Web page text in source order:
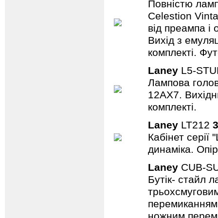
Повністю
Celestion
від преампа
Вихід з
комплекті.
Laney L5-
Лампова
12AX7.
комплекті.
Laney LT212
Кабінет
динаміка.
Laney CUB-
Бутік- стайл